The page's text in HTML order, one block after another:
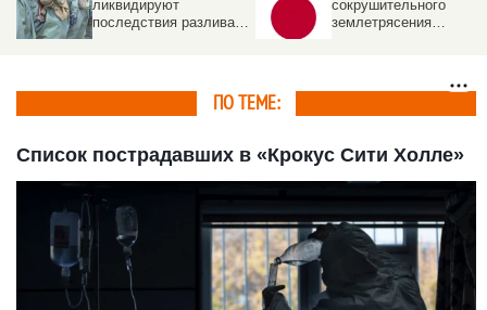
ликвидируют
последствия разлива
сокрушительного
землетрясения
ПО ТЕМЕ:
Список пострадавших в «Крокус Сити Холле»